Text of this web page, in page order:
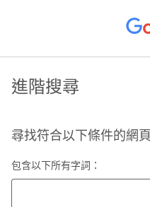
進階搜尋
尋找符合以下條件的網頁
包含以下所有字詞：